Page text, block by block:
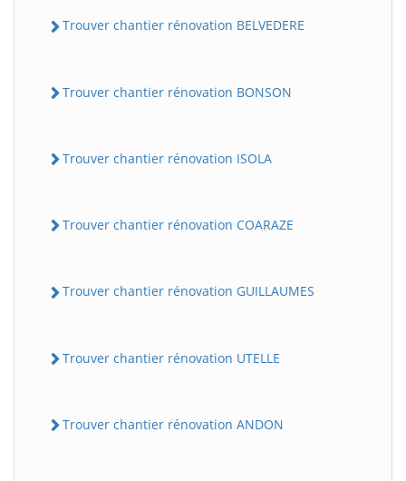
Trouver chantier rénovation BELVEDERE
Trouver chantier rénovation BONSON
Trouver chantier rénovation ISOLA
Trouver chantier rénovation COARAZE
Trouver chantier rénovation GUILLAUMES
Trouver chantier rénovation UTELLE
Trouver chantier rénovation ANDON